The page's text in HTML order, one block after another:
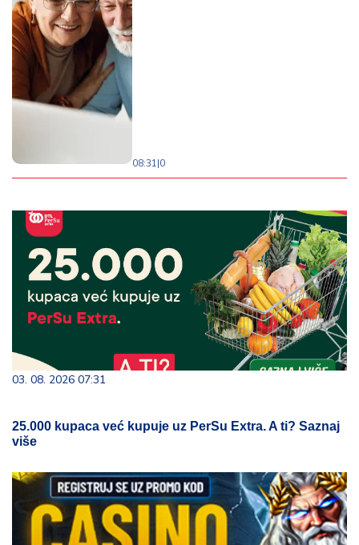
08:31|0
03. 08. 2026 07:31
25.000 kupaca već kupuje uz PerSu Extra. A ti? Saznaj
više